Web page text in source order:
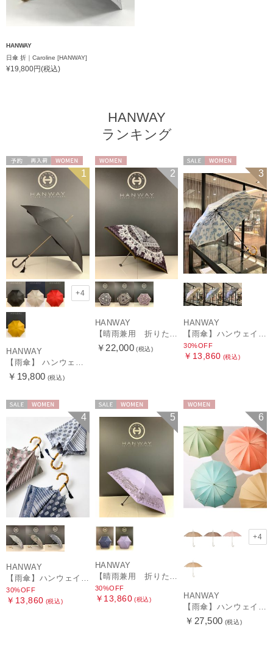
HANWAY
日傘 折｜Caroline [HANWAY]
¥19,800円(税込)
HANWAY
ランキング
予約 再入荷 WOMEN 1
+4
HANWAY
【雨傘】 ハンウェイ （HANWAY） Couturier クチュリエ 長傘 日本製
￥19,800 (税込)
WOMEN 2
HANWAY
【晴雨兼用 折りたたみ日傘】ハンウェイ（ＨＡＮＷＡＹ）Vestido de frida（べスティード・デ・フリーダ）
￥22,000 (税込)
3
HANWAY
【雨傘】ハンウェイ (HANWAY) Lily CJ（リリー・シー・ジェー） 日本製 親骨：51～55cm
30%OFF
￥13,860 (税込)
4
HANWAY
30%OFF
￥13,860 (税込)
5
HANWAY
30%OFF
￥13,860 (税込)
6
+4
HANWAY
￥27,500 (税込)